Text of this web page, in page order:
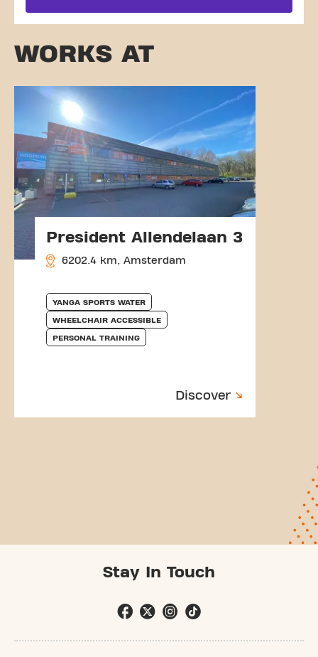
WORKS AT
President Allendelaan 3
6202.4 km, Amsterdam
YANGA SPORTS WATER
WHEELCHAIR ACCESSIBLE
PERSONAL TRAINING
Discover
Stay In Touch